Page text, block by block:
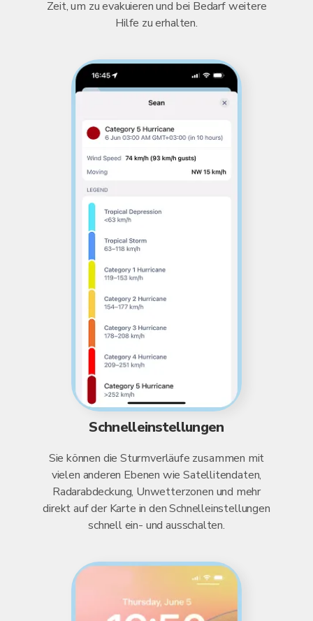
Zeit, um zu evakuieren und bei Bedarf weitere
Hilfe zu erhalten.
Schnelleinstellungen
Sie können die Sturmverläufe zusammen mit
vielen anderen Ebenen wie Satellitendaten,
Radarabdeckung, Unwetterzonen und mehr
direkt auf der Karte in den Schnelleinstellungen
schnell ein- und ausschalten.